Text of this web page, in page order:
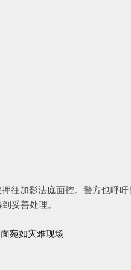
往加影法庭面控。警方也呼
妥善处理。
宛如灾难现场